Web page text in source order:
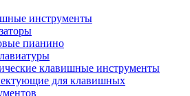
инструменты
пианино
клавишные инструменты
для клавишных